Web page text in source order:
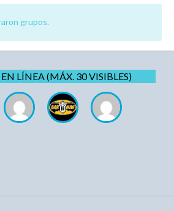
grupos.
LÍNEA (MÁX. 30 VISIBLES)